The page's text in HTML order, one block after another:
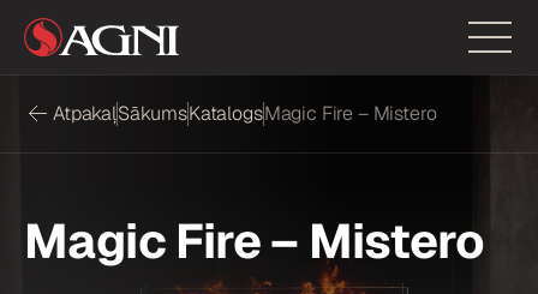
AtpakaļSākumsKatalogsMagic Fire – Mistero
Magic Fire – Mistero